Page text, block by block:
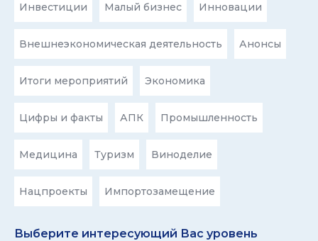
Инвестиции Малый бизнес Инновации
Внешнеэкономическая деятельность Анонсы
Итоги мероприятий Экономика
Цифры и факты АПК Промышленность
Медицина Туризм Виноделие
Нацпроекты Импортозамещение
Выберите интересующий Вас уровень